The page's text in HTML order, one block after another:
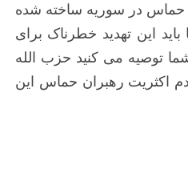
حماس در سوریه ساخته شده
این تهدید خطرناک برای
مشکلی نیست اگر شما توصیه می کنید حزب الله
اکثریت رهبران حماس این